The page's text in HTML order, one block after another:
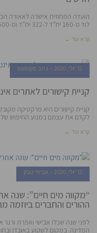
הועדה המחוזית אישרה לאאורה
לוד מ-160 יח”ד ל-322 יח”ד ומ-500 מ”ר שטחי מסחר ותעסוקה לכ-4,000
קרא עוד ←
12 יולי, 2020 כתב מקומונט
קניית קישורים לאתרים
קניית קישורים היא פרקטיקה
לקדם את עצמם במנוע החיפוש של
קרא עוד ←
12 יולי, 2020 אביחי טבק
“מקווה מים חיים”: שנה
ההורים והחברים ביוזמה
לפני שנה שכלו אבישי ואפרת
המדינה. במקום לשקוע באובדן